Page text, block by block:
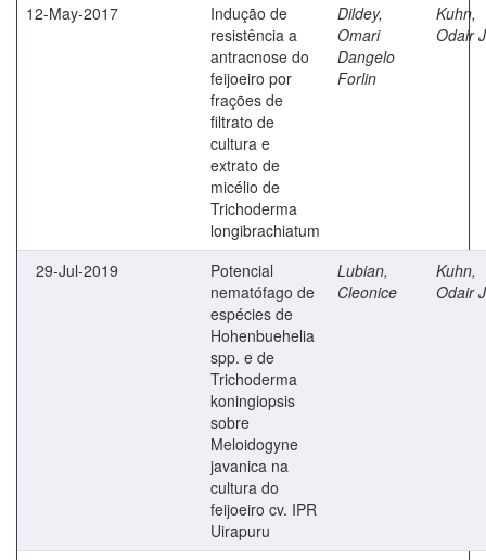
12-May-2017
Indução de
resistência a
antracnose do
feijoeiro por
frações de
filtrato de
cultura e
extrato de
micélio de
Trichoderma
longibrachiatum
Dildey,
Omari
Dangelo
Forlin
Kuhn,
Odair
29-Jul-2019
Potencial
nematófago de
espécies de
Hohenbuehelia
spp. e de
Trichoderma
koningiopsis
sobre
Meloidogyne
javanica na
cultura do
feijoeiro cv. IPR
Uirapuru
Lubian,
Cleonice
Kuhn,
Odair